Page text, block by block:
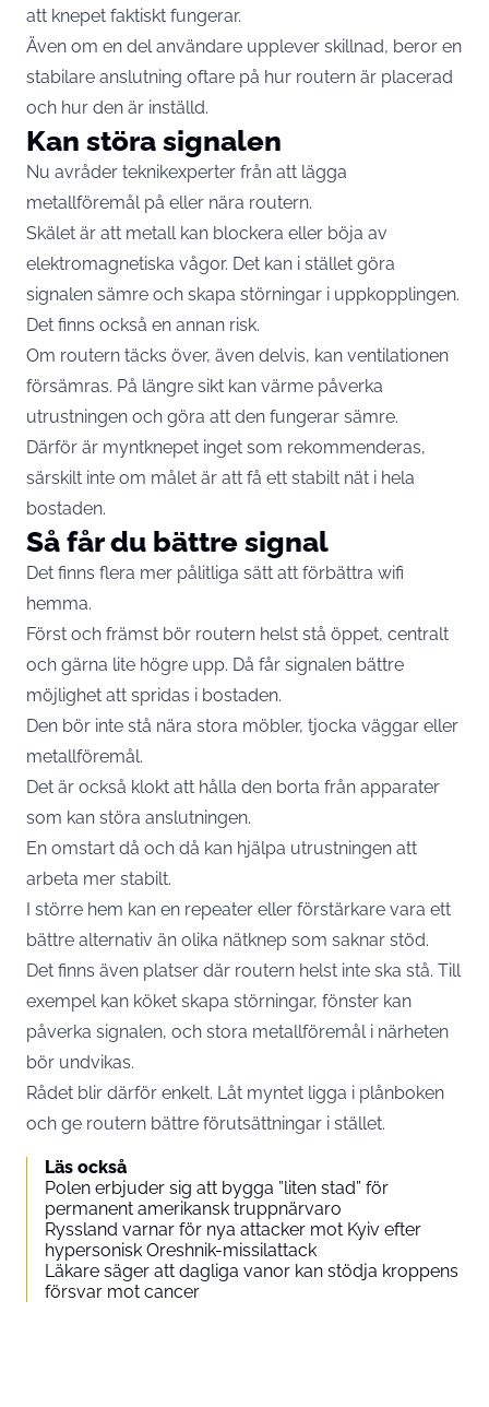
att knepet faktiskt fungerar.
Även om en del användare upplever skillnad, beror en
stabilare anslutning oftare på hur routern är placerad
och hur den är inställd.
Kan störa signalen
Nu avråder teknikexperter från att lägga
metallföremål på eller nära routern.
Skälet är att metall kan blockera eller böja av
elektromagnetiska vågor. Det kan i stället göra
signalen sämre och skapa störningar i uppkopplingen.
Det finns också en annan risk.
Om routern täcks över, även delvis, kan ventilationen
försämras. På längre sikt kan värme påverka
utrustningen och göra att den fungerar sämre.
Därför är myntknepet inget som rekommenderas,
särskilt inte om målet är att få ett stabilt nät i hela
bostaden.
Så får du bättre signal
Det finns flera mer pålitliga sätt att förbättra wifi
hemma.
Först och främst bör routern helst stå öppet, centralt
och gärna lite högre upp. Då får signalen bättre
möjlighet att spridas i bostaden.
Den bör inte stå nära stora möbler, tjocka väggar eller
metallföremål.
Det är också klokt att hålla den borta från apparater
som kan störa anslutningen.
En omstart då och då kan hjälpa utrustningen att
arbeta mer stabilt.
I större hem kan en repeater eller förstärkare vara ett
bättre alternativ än olika nätknep som saknar stöd.
Det finns även platser där routern helst inte ska stå. Till
exempel kan köket skapa störningar, fönster kan
påverka signalen, och stora metallföremål i närheten
bör undvikas.
Rådet blir därför enkelt. Låt myntet ligga i plånboken
och ge routern bättre förutsättningar i stället.
Läs också
Polen erbjuder sig att bygga ”liten stad” för
permanent amerikansk truppnärvaro
Ryssland varnar för nya attacker mot Kyiv efter
hypersonisk Oreshnik-missilattack
Läkare säger att dagliga vanor kan stödja kroppens
försvar mot cancer